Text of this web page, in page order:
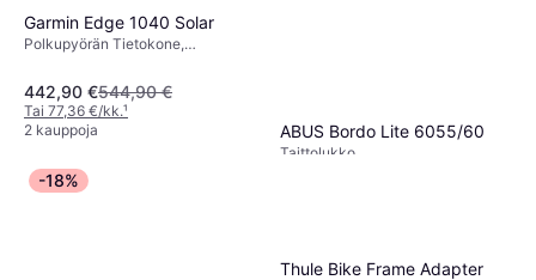
Garmin Edge 1040 Solar
Polkupyörän Tietokone,
Langaton, ANT+
442,90 €544,90 €
Tai 77,36 €/kk.¹
2 kauppoja
ABUS Bordo Lite 6055/60
Taittolukko
-18%
Thule Bike Frame Adapter